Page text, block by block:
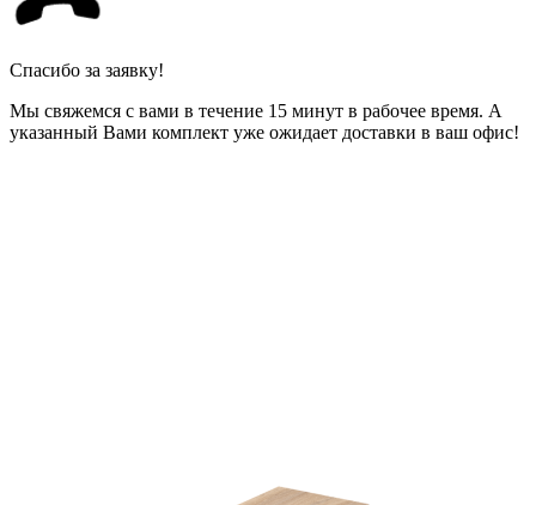
Спасибо за заявку!
Мы свяжемся с вами в течение 15 минут в рабочее время. А
указанный Вами комплект уже ожидает доставки в ваш офис!